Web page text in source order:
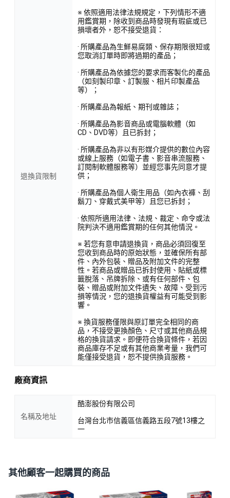
退換貨限制
※ 依照適用法律法規規定，下列情形不適
用鑑賞期，除收到商品時發現有瑕疵或已
損壞者外，恕不接受退貨：
· 所購產品為生鮮易腐類、保存期限很短或
您取消訂單時即將過期的產品；
· 所購產品為依據您的要求而客製化的產品
（如刻製印章、訂製服、相片印製產品
等）；
· 所購產品為報紙、期刊或雜誌；
· 所購產品為影音商品或電腦軟體（如
CD、DVD等）且已拆封；
· 所購產品為非以有形媒介提供的數位內容
或線上服務（如電子書、影音串流服務、
訂閱制軟體服務等）並經您事先同意才提
供；
· 所購產品為個人衛生用品（如內衣褲、刮
鬍刀、穿戴式美甲等）且您已拆封；
· 依照所適用法律、法規、裁定、命令或法
院判決不適用鑑賞期的任何其他情況。
※ 若您有意申請退換貨，商品必須回復至
您收到商品時的原始狀態，並確保所有部
件、內外包裝、贈品及附加文件的完整
性。若商品或贈品已拆封使用、貼紙或標
籤脫落、吊牌拆除、或有任何部件、包
裝、贈品或附加文件遺失、故障、受到污
損等情況，您的退換貨權益有可能受到影
響。
※ 換貨服務僅限與原訂單完全相同的商
品，不接受更換顏色、尺寸或其他商品規
格的換貨請求。即便符合換貨條件，若因
商品庫存不足或有其他商業考量，我們可
能僅接受退貨，恕不提供換貨服務。
廠商資訊
名稱及地址
酷澎股份有限公司
台灣台北市信義區信義路五段7號13樓之
一
其他顧客一起購買的商品